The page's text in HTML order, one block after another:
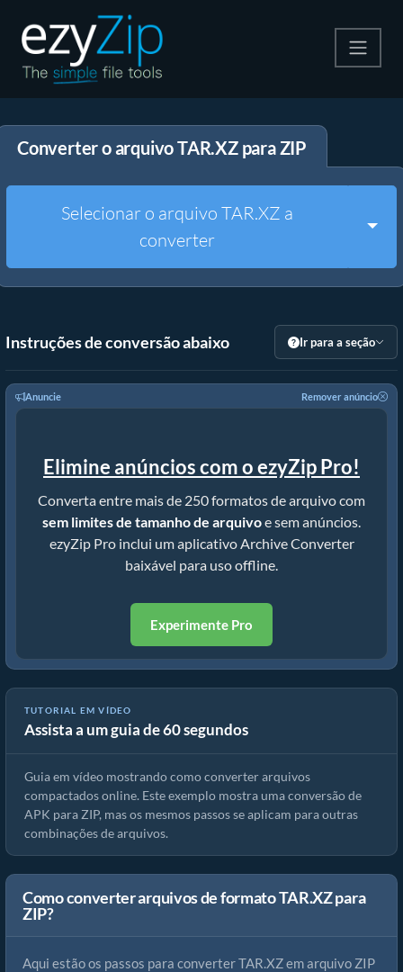
Descompactar
Converter o arquivo TAR.XZ para ZIP
Selecionar o arquivo TAR.XZ a
converter
Instruções de conversão abaixo Ir para a seção
Anuncie Remover anúncio
Elimine anúncios com o ezyZip Pro!
Converta entre mais de 250 formatos de arquivo com
sem limites de tamanho de arquivoe sem anúncios.
ezyZip Pro inclui um aplicativo Archive Converter
baixável para uso offline.
Experimente Pro
TUTORIAL EM VÍDEO
Assista a um guia de 60 segundos
Como converter arquivos compactados usando ezyZip
Guia em vídeo mostrando como converter arquivos
compactados online. Este exemplo mostra uma conversão de
APK para ZIP, mas os mesmos passos se aplicam para outras
combinações de arquivos.
Como converter arquivos de formato TAR.XZ para
ZIP?
Aqui estão os passos para converter TAR.XZ em arquivo ZIP